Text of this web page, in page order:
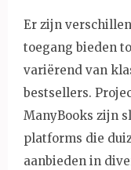
Er zijn
toegang bieden
variërend van
bestsellers.
ManyBooks zijn
platforms die
aanbieden in